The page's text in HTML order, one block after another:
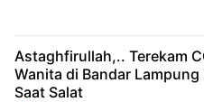
Astaghfirullah,.. Terekam
Wanita di Bandar Lampung
Saat Salat